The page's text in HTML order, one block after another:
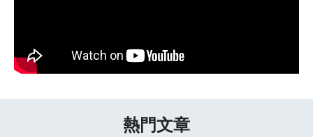
熱門文章